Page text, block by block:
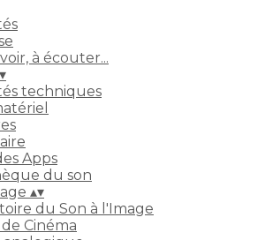
à écouter...
▾
techniques
Apps
du son
▴▾
du Son à l'Image
Cinéma